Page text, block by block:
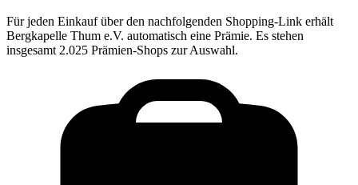
Für jeden Einkauf über den nachfolgenden Shopping-Link erhält
Bergkapelle Thum e.V. automatisch eine Prämie. Es stehen
insgesamt 2.025 Prämien-Shops zur Auswahl.